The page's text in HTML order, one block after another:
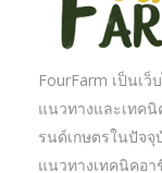
FourFarm เป็นเ
แนวทางและเทค
รนด์เกษตรในปัจ
แนวทางเทคนิคอา